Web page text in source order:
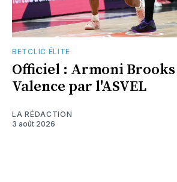
BETCLIC ÉLITE
Officiel : Armoni
Valence par l'ASVEL
LA RÉDACTION
3 août 2026